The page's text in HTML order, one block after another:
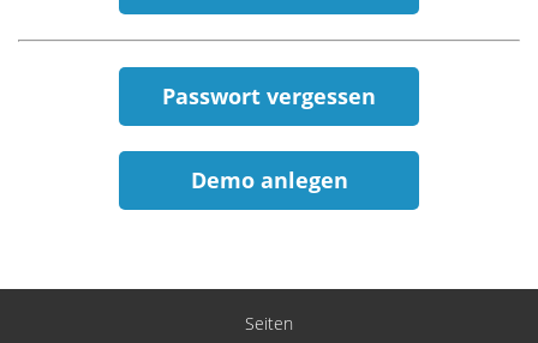
Passwort vergessen
Demo anlegen
Seiten